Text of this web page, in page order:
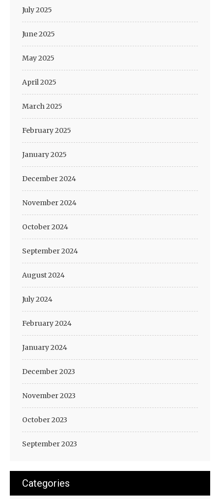
July 2025
June 2025
May 2025
April 2025
March 2025
February 2025
January 2025
December 2024
November 2024
October 2024
September 2024
August 2024
July 2024
February 2024
January 2024
December 2023
November 2023
October 2023
September 2023
Categories